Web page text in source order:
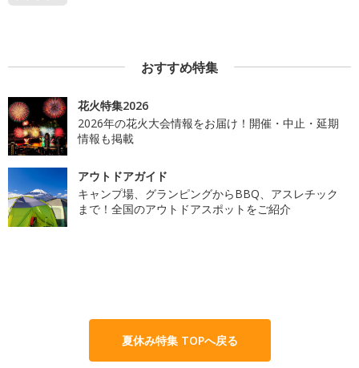
おすすめ特集
花火特集2026
2026年の花火大会情報をお届け！開催・中止・延期
情報も掲載
アウトドアガイド
キャンプ場、グランピングからBBQ、アスレチック
まで！全国のアウトドアスポットをご紹介
夏休み特集 TOPへ戻る